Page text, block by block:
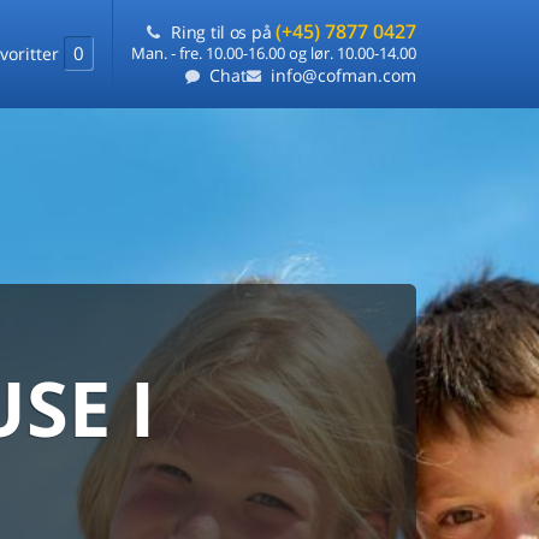
0
Ring til os på (+45) 7877 0427
Man. - fre. 10.00-16.00 og lør. 10.00-14.00
Chat info@cofman.com
I
laveste pris
ét sted